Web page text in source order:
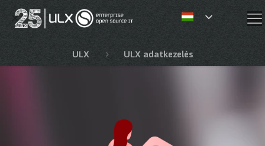
✕
ULX ULX adatkezelés